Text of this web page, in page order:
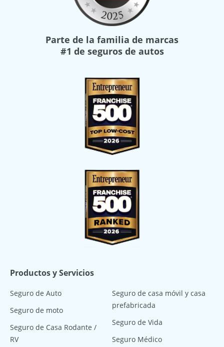
Parte de la familia de marcas
#1 de seguros de autos
Productos y Servicios
Seguro de Auto
Seguro de moto
Seguro de Casa Rodante /
RV
Seguro de casa móvil y casa
prefabricada
Seguro de Vida
Seguro Médico